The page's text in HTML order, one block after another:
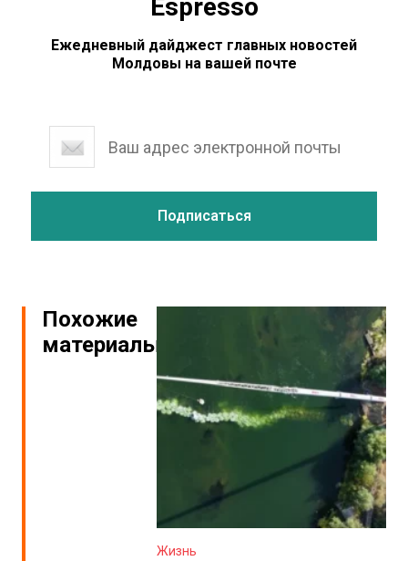
Espresso
Ежедневный дайджест главных новостей
Молдовы на вашей почте
Похожие
материалы
Жизнь